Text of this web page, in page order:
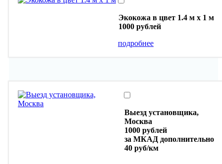
Экокожа в цвет 1.4 м х 1 м
1000 рублей
подробнее
Выезд установщика,
Москва
1000 рублей
за МКАД дополнительно
40 руб/км